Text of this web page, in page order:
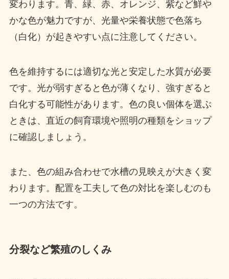
変わります。青、緑、赤、オレンジ、紫など鮮や
かな色が魅力ですが、光量や栄養状態で色落ち
（白化）が起きやすい点に注意してください。
色を維持するには適切な光と安定した水質が必要
です。光が弱すぎると色が薄くなり、強すぎると
白化する可能性があります。色の良い個体を選ぶ
ときは、直近の飼育環境や照明の種類をショップ
に確認しましょう。
また、色の組み合わせで水槽の見映えが大きく変
わります。配置を工夫して色の対比を楽しむのも
一つの方法です。
分裂など繁殖のしくみ